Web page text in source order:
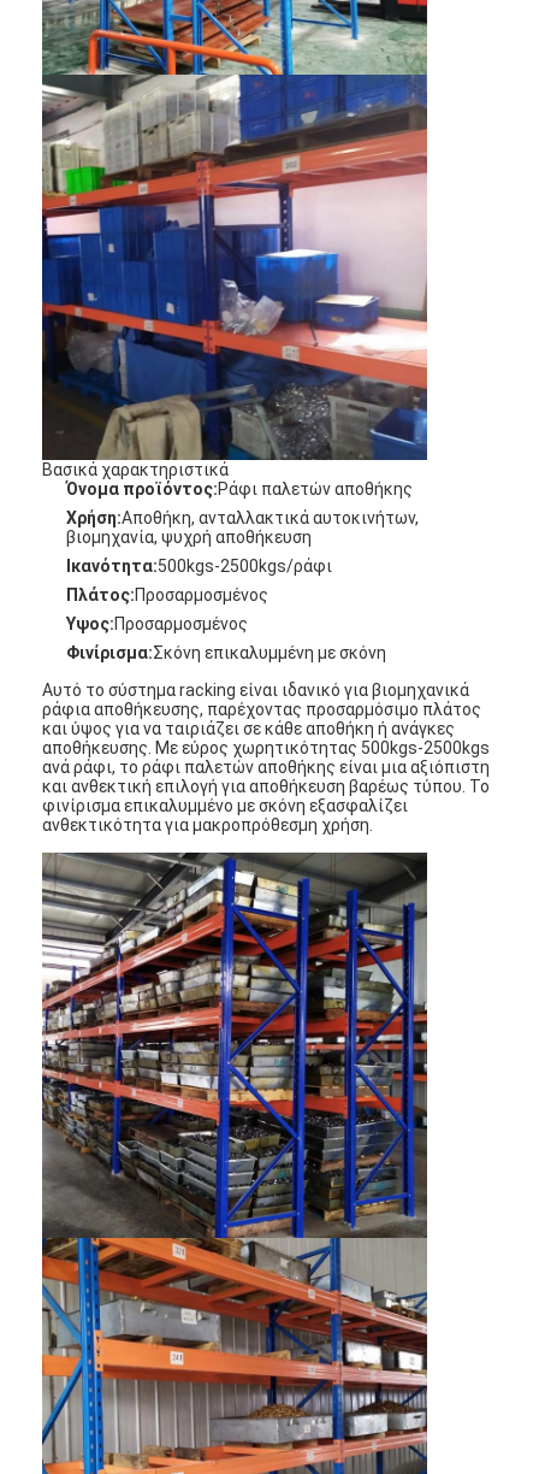
Σπίτι
Προϊόντα
Βίντεο
Σχετικά με εμάς
Επισκεψή εργοστασίου
Έλεγχος Ποιότητας
Επικοινωνήστε μαζί μας
Ειδήσεις
Υποθέσεις
Ζητήστε Προσφορά
Ράφι αποθήκευσης αποθηκών εμπορευμάτων
Εμφάνιση σε σούπερ μάρκετ
Πρόβολο Racking
Push Back Racking
Οδηγήστε σε ράφια
Ραδιο βασανισμός σαϊτών
πολύ στενό διαδρόμου
Ράφι με ημιώθιο
Πλατφόρμα δομών χάλυβα
HDPE πλαστική παλέτα
χάλυβα
Βασικά χαρακτηριστικά
Όνομα προϊόντος:Ράφι παλετών αποθήκης
Χρήση:Αποθήκη, ανταλλακτικά αυτοκινήτων,
βιομηχανία, ψυχρή αποθήκευση
Ικανότητα:500kgs-2500kgs/ράφι
Πλάτος:Προσαρμοσμένος
Υψος:Προσαρμοσμένος
Φινίρισμα:Σκόνη επικαλυμμένη με σκόνη
Αυτό το σύστημα racking είναι ιδανικό για βιομηχανικά
ράφια αποθήκευσης, παρέχοντας προσαρμόσιμο πλάτος
και ύψος για να ταιριάζει σε κάθε αποθήκη ή ανάγκες
αποθήκευσης. Με εύρος χωρητικότητας 500kgs-2500kgs
ανά ράφι, το ράφι παλετών αποθήκης είναι μια αξιόπιστη
και ανθεκτική επιλογή για αποθήκευση βαρέως τύπου. Το
φινίρισμα επικαλυμμένο με σκόνη εξασφαλίζει
ανθεκτικότητα για μακροπρόθεσμη χρήση.